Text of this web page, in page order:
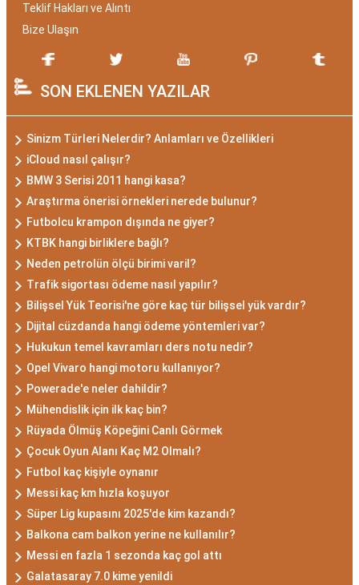
Teklif Hakları ve Alıntı
Bize Ulaşın
SON EKLENEN YAZILAR
Sinizm Türleri Nelerdir? Anlamları ve Özellikleri
iCloud nasıl çalışır?
BMW 3 Serisi 2011 hangi kasa?
Araştırma önerisi örnekleri nerede bulunur?
Futbolcu krampon dışında ne giyer?
KTBK hangi birliklere bağlı?
Neden petrolün ölçü birimi varil?
Trafik sigortası ödeme nasıl yapılır?
Bilişsel Yük Teorisi'ne göre kaç tür bilişsel yük vardır?
Dijital cüzdanda hangi ödeme yöntemleri var?
Hukukun temel kavramları ders notu nedir?
Opel Vivaro hangi motoru kullanıyor?
Powerade'e neler dahildir?
Mühendislik için ilk kaç bin?
Rüyada Ölmüş Köpeğini Canlı Görmek
Çocuk Oyun Alanı Kaç M2 Olmalı?
Futbol kaç kişiyle oynanır
Messi kaç km hızla koşuyor
Süper Lig kupasını 2025'de kim kazandı?
Balkona cam balkon yerine ne kullanılır?
Messi en fazla 1 sezonda kaç gol attı
Galatasaray 7.0 kime yenildi